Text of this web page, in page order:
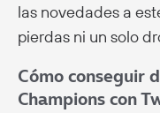
las novedades a
pierdas ni un solo
Cómo conseguir
Champions con